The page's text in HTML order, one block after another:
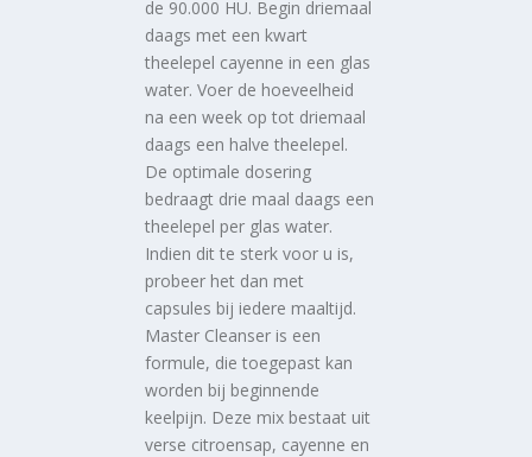
de 90.000 HU. Begin driemaal
daags met een kwart
theelepel cayenne in een glas
water. Voer de hoeveelheid
na een week op tot driemaal
daags een halve theelepel.
De optimale dosering
bedraagt drie maal daags een
theelepel per glas water.
Indien dit te sterk voor u is,
probeer het dan met
capsules bij iedere maaltijd.
Master Cleanser is een
formule, die toegepast kan
worden bij beginnende
keelpijn. Deze mix bestaat uit
verse citroensap, cayenne en